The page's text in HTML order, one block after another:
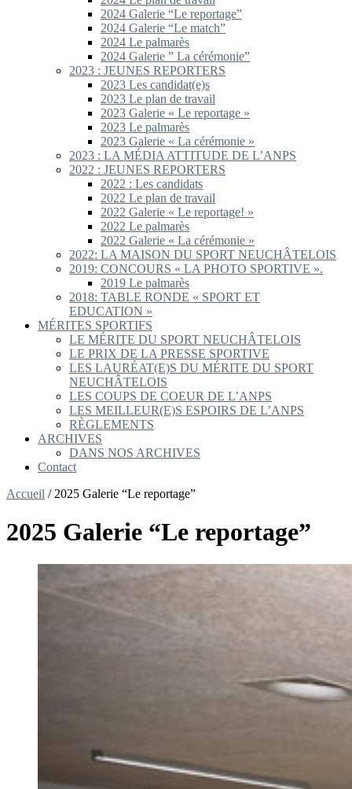
2024 Galerie “Le reportage”
2024 Galerie “Le match”
2024 Le palmarès
2024 Galerie ” La cérémonie”
2023 : JEUNES REPORTERS
2023 Les candidat(e)s
2023 Le plan de travail
2023 Galerie « Le reportage »
2023 Le palmarès
2023 Galerie « La cérémonie »
2023 : LA MÉDIA ATTITUDE DE L’ANPS
2022 : JEUNES REPORTERS
2022 : Les candidats
2022 Le plan de travail
2022 Galerie « Le reportage! »
2022 Le palmarès
2022 Galerie « La cérémonie »
2022: LA MAISON DU SPORT NEUCHÂTELOIS
2019: CONCOURS « LA PHOTO SPORTIVE ».
2019 Le palmarès
2018: TABLE RONDE « SPORT ET
EDUCATION »
MÉRITES SPORTIFS
LE MÉRITE DU SPORT NEUCHÂTELOIS
LE PRIX DE LA PRESSE SPORTIVE
LES LAURÉAT(E)S DU MÉRITE DU SPORT
NEUCHÂTELOIS
LES COUPS DE COEUR DE L’ANPS
LES MEILLEUR(E)S ESPOIRS DE L’ANPS
RÈGLEMENTS
ARCHIVES
DANS NOS ARCHIVES
Contact
Accueil / 2025 Galerie “Le reportage”
2025 Galerie “Le reportage”